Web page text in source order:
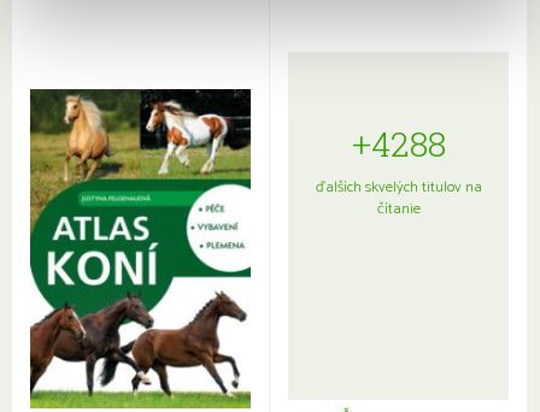
+4288
ďalších skvelých titulov na
čítanie